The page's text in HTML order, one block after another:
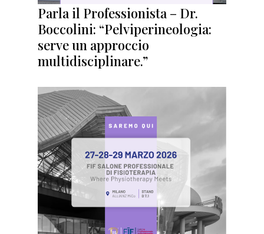
Parla il Professionista – Dr.
Boccolini: “Pelviperineologia:
serve un approccio
multidisciplinare.”